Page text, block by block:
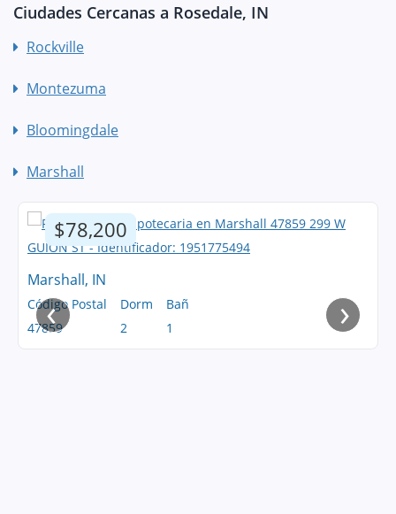
Ciudades Cercanas a Rosedale, IN
Rockville
Montezuma
Bloomingdale
Marshall
$78,200
Marshall, IN
Código Postal
47859
Dorm
2
Bañ
1
‹ ›